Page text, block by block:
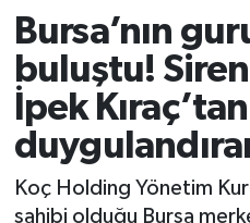
Bursa’nın
buluştu!
İpek Kıraç’tan
Koç Holding Yönetim
sahibi olduğu Bursa
Eğitim
Ekonomi
Genel
Gündem
Trafik Durumu
Süper Lig Puan
Tüm Manşetler
Son Dakika Haberleri